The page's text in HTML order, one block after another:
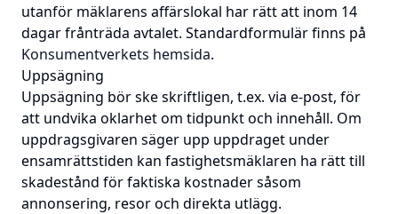
utanför mäklarens affärslokal har rätt att inom 14
dagar frånträda avtalet. Standardformulär finns på
Konsumentverkets hemsida.
Uppsägning
Uppsägning bör ske skriftligen, t.ex. via e-post, för
att undvika oklarhet om tidpunkt och innehåll. Om
uppdragsgivaren säger upp uppdraget under
ensamrättstiden kan fastighetsmäklaren ha rätt till
skadestånd för faktiska kostnader såsom
annonsering, resor och direkta utlägg.